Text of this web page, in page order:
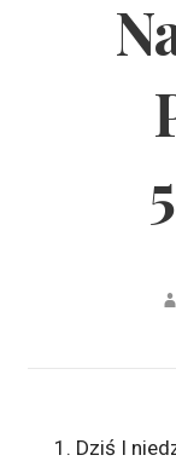
Dziś I